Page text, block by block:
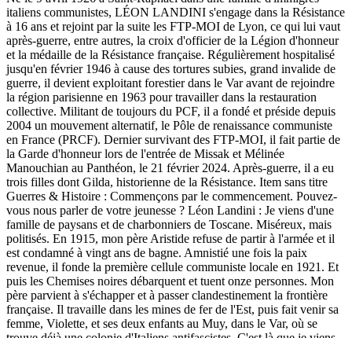
italiens communistes, LÉON LANDINI s'engage dans la Résistance
à 16 ans et rejoint par la suite les FTP-MOI de Lyon, ce qui lui vaut
après-guerre, entre autres, la croix d'officier de la Légion d'honneur
et la médaille de la Résistance française. Régulièrement hospitalisé
jusqu'en février 1946 à cause des tortures subies, grand invalide de
guerre, il devient exploitant forestier dans le Var avant de rejoindre
la région parisienne en 1963 pour travailler dans la restauration
collective. Militant de toujours du PCF, il a fondé et préside depuis
2004 un mouvement alternatif, le Pôle de renaissance communiste
en France (PRCF). Dernier survivant des FTP-MOI, il fait partie de
la Garde d'honneur lors de l'entrée de Missak et Mélinée
Manouchian au Panthéon, le 21 février 2024. Après-guerre, il a eu
trois filles dont Gilda, historienne de la Résistance. Item sans titre
Guerres & Histoire : Commençons par le commencement. Pouvez-
vous nous parler de votre jeunesse ? Léon Landini : Je viens d'une
famille de paysans et de charbonniers de Toscane. Miséreux, mais
politisés. En 1915, mon père Aristide refuse de partir à l'armée et il
est condamné à vingt ans de bagne. Amnistié une fois la paix
revenue, il fonde la première cellule communiste locale en 1921. Et
puis les Chemises noires débarquent et tuent onze personnes. Mon
père parvient à s'échapper et à passer clandestinement la frontière
française. Il travaille dans les mines de fer de l'Est, puis fait venir sa
femme, Violette, et ses deux enfants au Muy, dans le Var, où se